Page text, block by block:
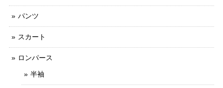
パンツ
スカート
ロンパース
半袖